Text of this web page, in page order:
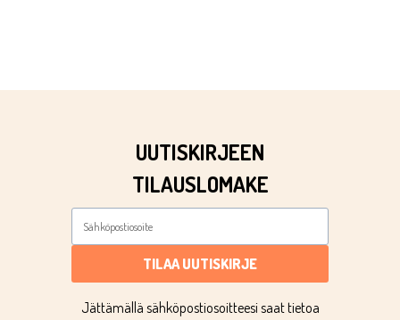
UUTISKIRJEEN
TILAUSLOMAKE
TILAA UUTISKIRJE
Jättämällä sähköpostiosoitteesi saat tietoa